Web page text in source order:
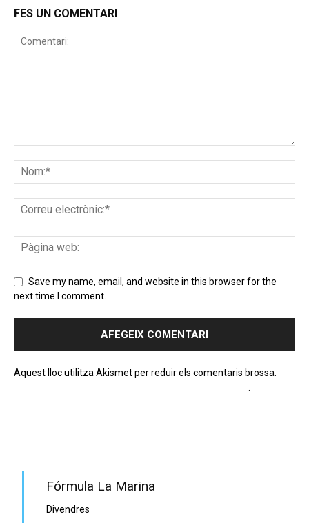
FES UN COMENTARI
Save my name, email, and website in this browser for the
next time I comment.
Aquest lloc utilitza Akismet per reduir els comentaris brossa.
.
Fórmula La Marina
Divendres